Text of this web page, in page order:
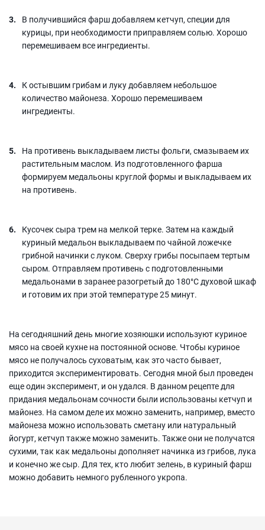
В получившийся фарш добавляем кетчуп, специи для
курицы, при необходимости приправляем солью. Хорошо
перемешиваем все ингредиенты.
К остывшим грибам и луку добавляем небольшое
количество майонеза. Хорошо перемешиваем
ингредиенты.
На противень выкладываем листы фольги, смазываем их
растительным маслом. Из подготовленного фарша
формируем медальоны круглой формы и выкладываем их
на противень.
Кусочек сыра трем на мелкой терке. Затем на каждый
куриный медальон выкладываем по чайной ложечке
грибной начинки с луком. Сверху грибы посыпаем тертым
сыром. Отправляем противень с подготовленными
медальонами в заранее разогретый до 180°С духовой шкаф
и готовим их при этой температуре 25 минут.
На сегодняшний день многие хозяюшки используют куриное
мясо на своей кухне на постоянной основе. Чтобы куриное
мясо не получалось суховатым, как это часто бывает,
приходится экспериментировать. Сегодня мной был проведен
еще один эксперимент, и он удался. В данном рецепте для
придания медальонам сочности были использованы кетчуп и
майонез. На самом деле их можно заменить, например, вместо
майонеза можно использовать сметану или натуральный
йогурт, кетчуп также можно заменить. Также они не получатся
сухими, так как медальоны дополняет начинка из грибов, лука
и конечно же сыр. Для тех, кто любит зелень, в куриный фарш
можно добавить немного рубленного укропа.